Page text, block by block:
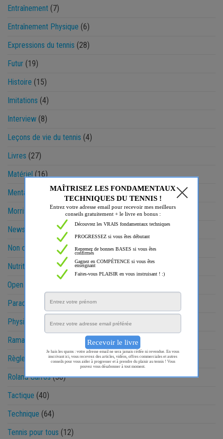
Entraînement (7)
Entraînement Physique (6)
Expressions du tennis (28)
Futur (19)
Histoire (15)
Imitations (4)
Interview (8)
Leçons de vie du tennis (4)
Livres (27)
Matériel(16)
Mental
Morris & Gaëtan(27)
News
Non classé
Nutrition
Open Sud de France
Paradoxes
(8)
Physique
(48)
Ramasseur
Règlement
(14)
Roland Garros(38)
Tactique (40)
Technique (64)
Tennis pour tous (12)